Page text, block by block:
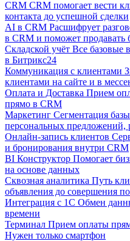
CRM CRM помогает вести
контакта до успешной сделки
AI в CRM Расшифрует
в CRM и поможет продавать
Складской учёт Все базовые
в Битрикс24
Коммуникация с клиентами
клиентами на сайте и в
Оплата и Доставка Прием
прямо в CRM
Маркетинг Сегментация
персональных предложений,
Онлайн-запись клиентов
и бронирования внутри CRM
BI Конструктор Помогает
на основе данных
Сквозная аналитика Путь
объявления до совершения
Интеграция с 1С Обмен
времени
Терминал Прием оплаты
Нужен только смартфон